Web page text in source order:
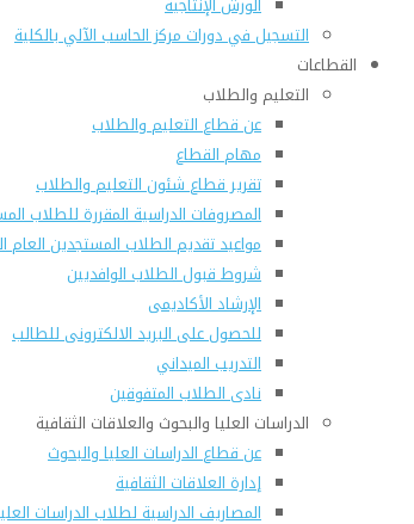
التسجيل في دورات مركز الحاسب الآلي بالكلية
القطاعات
التعليم والطلاب
عن قطاع التعليم والطلاب
مهام القطاع
تقرير قطاع شئون التعليم والطلاب
المصروفات الدراسية المقررة للطلاب
مواعيد تقديم الطلاب المستجدين العام
شروط قبول الطلاب الوافديين
الإرشاد الأكاديمى
للحصول على البريد الالكترونى للطالب
التدريب الميداني
نادى الطلاب المتفوقين
الدراسات العليا والبحوث والعلاقات الثقافية
عن قطاع الدراسات العليا والبحوث
إدارة العلاقات الثقافية
المصاريف الدراسية لطلاب الدراسات